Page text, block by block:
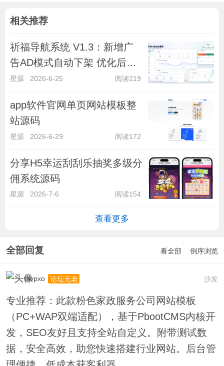
相关推荐
祈福导航系统 V1.3：新增广
告AD模式自动下架 优化后端
UI和PHP版本等
星源 2026-6-25 阅读219
app软件官网单页网站模板整
站源码
星源 2026-6-29 阅读172
分享H5幸运刮刮乐抽奖多级分
佣系统源码
星源 2026-7-6 阅读154
查看更多
全部回复 看全部 倒序浏览
沙发
mvpxo 论坛元老
专业推荐：此款粉色家政服务公司网站模板
（PC+WAP双端适配），基于PbootCMS内核开
发，SEO友好且支持全站自定义。附带测试数
据，安全高效，助您快速搭建行业网站。后台管